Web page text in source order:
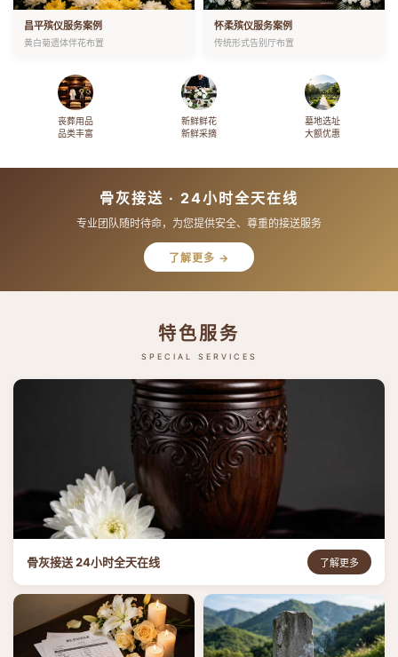
昌平殡仪服务案例
黄白菊遗体伴花布置
怀柔殡仪服务案例
传统形式告别厅布置
丧葬用品
品类丰富
新鲜鲜花
新鲜采摘
墓地选址
大额优惠
骨灰接送 · 24小时全天在线
专业团队随时待命，为您提供安全、尊重的接送服务
了解更多 →
特色服务
SPECIAL SERVICES
骨灰接送 24小时全天在线 了解更多